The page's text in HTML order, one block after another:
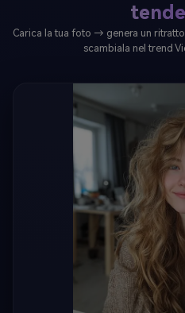
Carica la tua foto → genera un
scambiala nel trend